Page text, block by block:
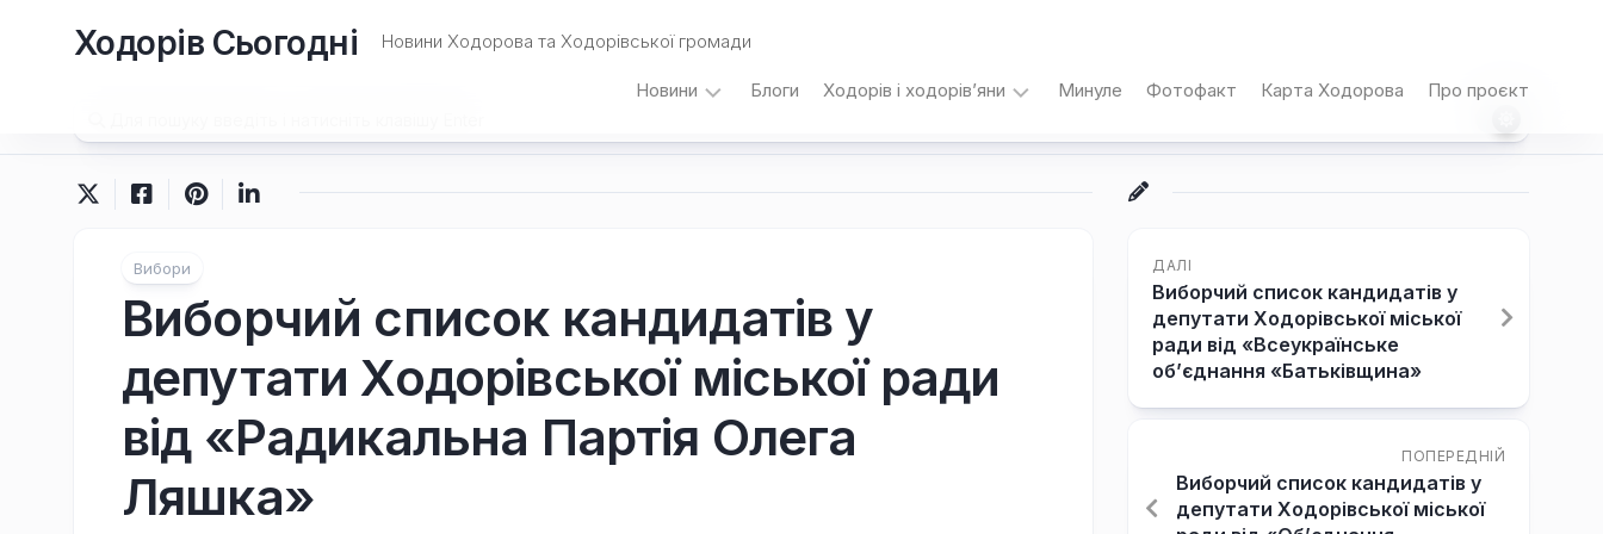
Ходорів Сьогодні Новини Ходорова та Ходорівської громади
Новини Блоги Ходорів і ходорів’яни
під
Дати,
події,
персоналії
Думки
з
Минуле Фотофакт Карта Ходорова Про проєкт
Вибори
Виборчий список кандидатів у
депутати Ходорівської міської ради
від «Радикальна Партія Олега
Ляшка»
ДАЛІ
Виборчий список кандидатів у
депутати Ходорівської міської
ради від «Всеукраїнське
об’єднання «Батьківщина»
ПОПЕРЕДНІЙ
Виборчий список кандидатів у
депутати Ходорівської міської